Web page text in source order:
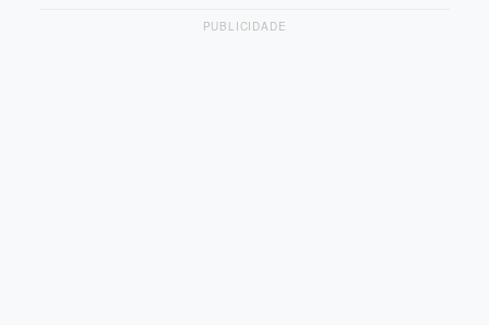
PUBLICIDADE